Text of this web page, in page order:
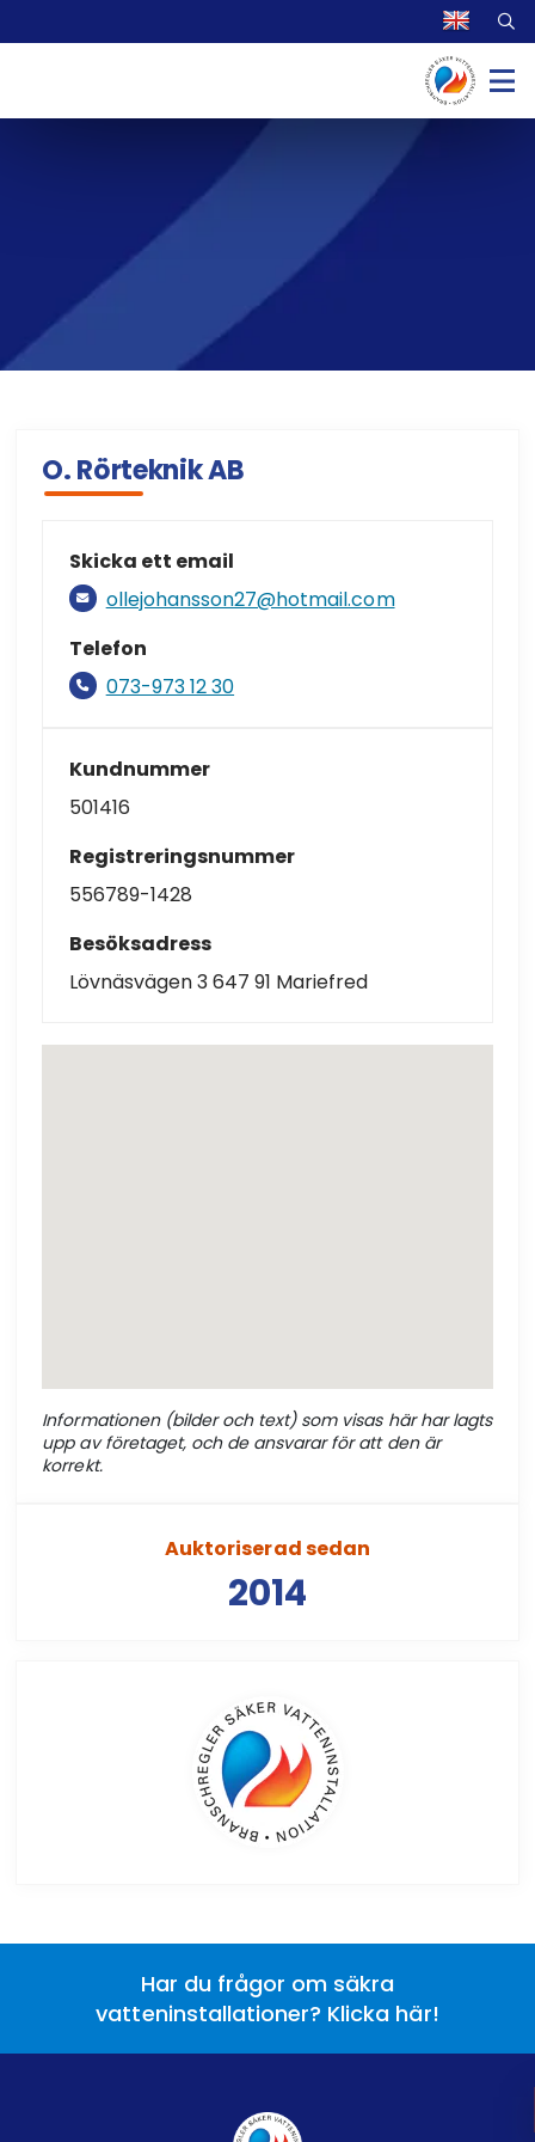
O. Rörteknik AB
Skicka ett email
ollejohansson27@hotmail.com
Telefon
073-973 12 30
Kundnummer
501416
Registreringsnummer
556789-1428
Besöksadress
Lövnäsvägen 3 647 91 Mariefred
Informationen (bilder och text) som visas här har lagts
upp av företaget, och de ansvarar för att den är
korrekt.
Auktoriserad sedan
2014
Har du frågor om säkra
vatteninstallationer? Klicka här!